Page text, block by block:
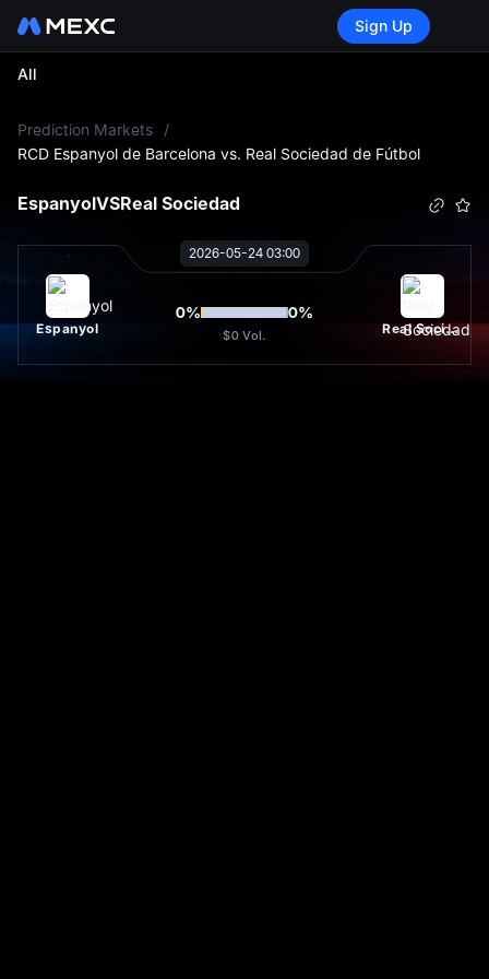
Sign Up
All
Prediction Markets
/
RCD Espanyol de Barcelona vs. Real Sociedad de Fútbol
EspanyolVSReal Sociedad
2026-05-24 03:00
Espanyol
0% 0%
$0 Vol. Real Sociedad